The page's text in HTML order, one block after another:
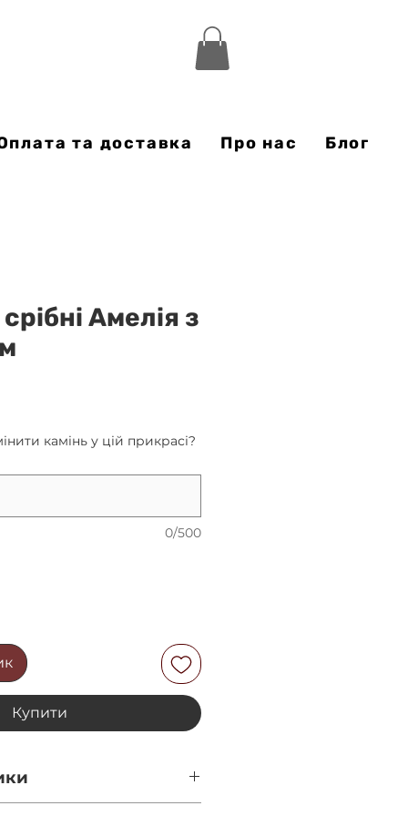
та доставка Про нас Блог
Амелія з
камінь у цій прикрасі?
0/500
Купити